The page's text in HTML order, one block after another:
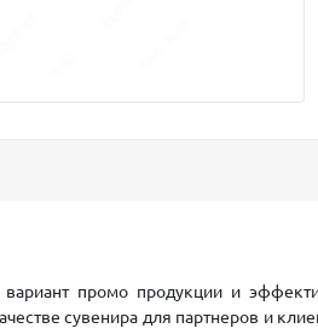
промо продукции и
сувенира для партнеров и